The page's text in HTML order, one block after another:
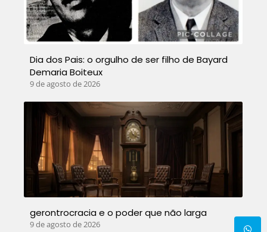
Dia dos Pais: o orgulho de ser filho de Bayard
Demaria Boiteux
9 de agosto de 2026
gerontrocracia e o poder que não larga
9 de agosto de 2026